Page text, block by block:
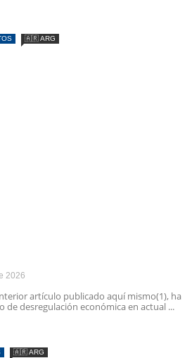
🇦🇷 ARG
2026
artículo publicado aquí mismo(1), ha
desregulación económica en actual ...
🇦🇷 ARG